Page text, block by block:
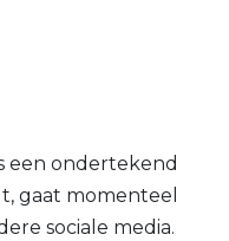
een ondertekend
gaat momenteel
sociale media.